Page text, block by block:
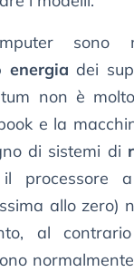
sono
energia dei
non è
e la
di sistemi di
processore
allo zero)
al